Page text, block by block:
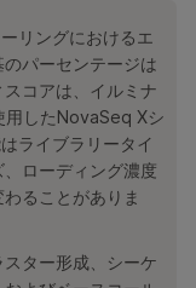
リングにおけるエ
パーセンテージは
コアは、イルミナ
用したNovaSeq Xシ
ライブラリータイ
ローディング濃度
ることがありま
ター形成、シーケ